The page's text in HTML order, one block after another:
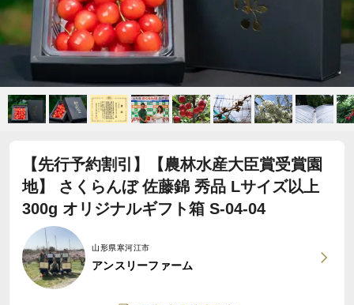
【先行予約割引】【農林水産大臣賞受賞園
地】 さくらんぼ 佐藤錦 秀品 Lサイズ以上
300g オリジナルギフト箱 S-04-04
山形県寒河江市
アンスリーファーム